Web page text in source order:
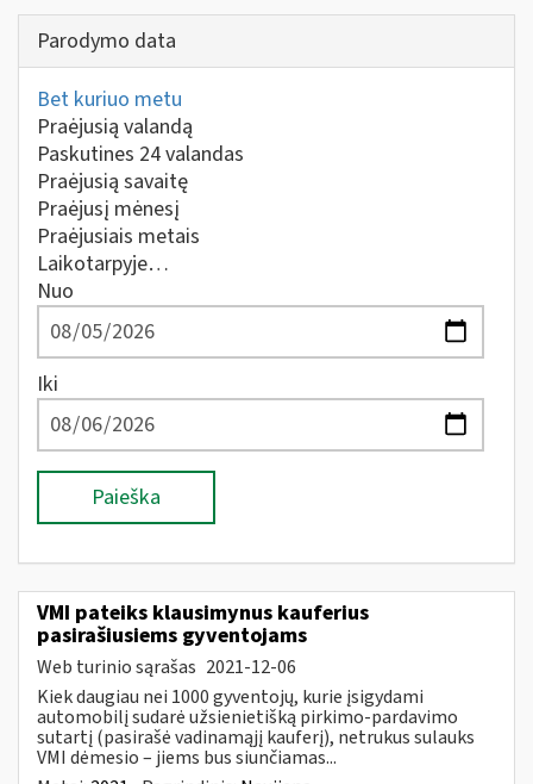
Parodymo data
Bet kuriuo metu
Praėjusią valandą
Paskutines 24 valandas
Praėjusią savaitę
Praėjusį mėnesį
Praėjusiais metais
Laikotarpyje…
Nuo
Iki
Paieška
VMI pateiks klausimynus kauferius
pasirašiusiems gyventojams
Web turinio sąrašas 2021-12-06
Kiek daugiau nei 1000 gyventojų, kurie įsigydami
automobilį sudarė užsienietišką pirkimo-pardavimo
sutartį (pasirašė vadinamąjį kauferį), netrukus sulauks
VMI dėmesio – jiems bus siunčiamas...